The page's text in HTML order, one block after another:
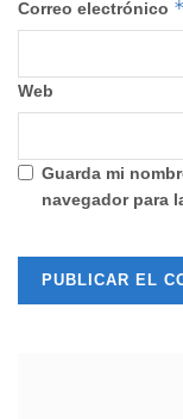
Correo electrónico *
Web
Guarda mi
navegador para